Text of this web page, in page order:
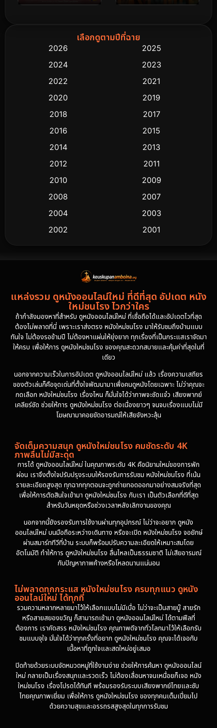
เลือกดูตามปีที่ฉาย
2026
2025
2024
2023
2022
2021
2020
2019
2018
2017
2016
2015
2014
2013
2012
2011
2010
2009
2008
2007
2004
2003
2002
2001
2000
1997
1986
1985
1981
1978
1974
แหล่งรวม ดูหนังออนไลน์ใหม่ ที่ดีที่สุด อัปเดต หนัง
ใหม่ชนโรง ไวกว่าใคร
ถ้ากำลังมองหาที่สำหรับ ดูหนังออนไลน์ใหม่ ที่เชื่อถือได้และอัปเดตไวที่สุด
ต้องไม่พลาดที่นี่ เพราะเราส่งตรง หนังใหม่ชนโรง มาให้รับชมถึงบ้านแบบ
ทันใจ ไม่ต้องรอข้ามปี ไม่ต้องหาแผ่นให้ยุ่งยาก ทุกเรื่องที่เป็นกระแสเราจัดมา
ให้ครบ เพื่อให้การ ดูหนังใหม่ชนโรง ของคุณสะดวกสบายและคุ้มค่าที่สุดในที่
เดียว
นอกจากความเร็วในการอัปเดต ดูหนังออนไลน์ใหม่ แล้ว เรื่องความเสถียร
ของตัวเล่นก็คือจุดเด่นที่ตั้งใจพัฒนามาเพื่อคนดูหนังโดยเฉพาะ ไม่ว่าคุณจะ
กดเลือก หนังใหม่ชนโรง เรื่องไหน ก็มั่นใจได้ว่าภาพจะชัดแจ๋ว เสียงพากย์
เคลียร์ชัด ช่วยให้การ ดูหนังใหม่ชนโรง ต่อเนื่องยาวๆ จนจบเรื่องแบบไม่มี
โฆษณามาคอยขัดอารมณ์ให้เสียจังหวะลุ้น
จัดเต็มความสนุก ดูหนังใหม่ชนโรง คมชัดระดับ 4K
ภาพลื่นไม่มีสะดุด
การได้ ดูหนังออนไลน์ใหม่ ในคุณภาพระดับ 4K คือนิยามใหม่ของการพัก
ผ่อน เราจึงตั้งใจปรับปรุงระบบให้รองรับการรับชม หนังใหม่ชนโรง ที่เน้น
รายละเอียดสูงสุด ทุกฉากทุกตอนจะถูกถ่ายทอดออกมาอย่างสมจริงที่สุด
เพื่อให้การตัดสินใจเข้ามา ดูหนังใหม่ชนโรง กับเรา เป็นตัวเลือกที่ดีที่สุด
สำหรับวันหยุดหรือช่วงเวลาหลังเลิกงานของคุณ
นอกจากนี้ยังรองรับการใช้งานผ่านทุกอุปกรณ์ ไม่ว่าจะอยาก ดูหนัง
ออนไลน์ใหม่ บนมือถือระหว่างเดินทาง หรือจะเปิด หนังใหม่ชนโรง จอยักษ์
ผ่านสมาร์ททีวีที่บ้าน ระบบก็พร้อมปรับความละเอียดให้เหมาะสมโดย
อัตโนมัติ ทำให้การ ดูหนังใหม่ชนโรง ลื่นไหลเป็นธรรมชาติ ไม่เสียอารมณ์
กับปัญหาภาพค้างหรือโหลดนานแน่นอน
ไม่พลาดทุกกระแส หนังใหม่ชนโรง ครบทุกแนว ดูหนัง
ออนไลน์ใหม่ ได้ทุกที่
รวมความหลากหลายมาไว้ให้เลือกแบบไม่มีเบื่อ ไม่ว่าจะเป็นสายบู๊ สายรัก
หรือสายสยองขวัญ ก็สามารถเข้ามา ดูหนังออนไลน์ใหม่ ได้ตามฟีลที่
ต้องการ เราคัดสรร หนังใหม่ชนโรง คุณภาพดีจากทั่วโลกมาไว้ให้เลือกรับ
ชมแบบจุใจ มั่นใจได้ว่าทุกครั้งที่อยาก ดูหนังใหม่ชนโรง คุณจะได้เจอกับ
เนื้อหาที่ถูกใจและสดใหม่อยู่เสมอ
ปิดท้ายด้วยระบบจัดหมวดหมู่ที่ใช้งานง่าย ช่วยให้การค้นหา ดูหนังออนไลน์
ใหม่ กลายเป็นเรื่องสนุกและรวดเร็ว ไม่ต้องเลื่อนหาจนเหนื่อยก็เจอ หนัง
ใหม่ชนโรง เรื่องโปรดได้ทันที พร้อมรองรับระบบเสียงพากย์ไทยและซับ
ไทยคุณภาพเยี่ยม เพื่อให้การ ดูหนังใหม่ชนโรง ของทุกคนเต็มเปี่ยมไป
ด้วยความสุขและอรรถรสสูงสุดในทุกการรับชม